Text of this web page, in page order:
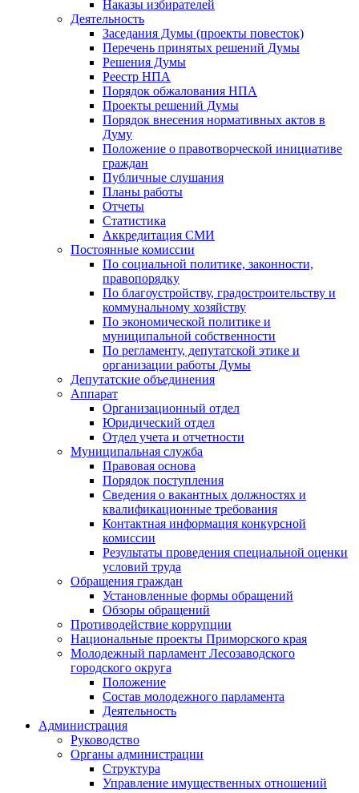
Наказы избирателей
Деятельность
Заседания Думы (проекты повесток)
Перечень принятых решений Думы
Решения Думы
Реестр НПА
Порядок обжалования НПА
Проекты решений Думы
Порядок внесения нормативных актов в
Думу
Положение о правотворческой инициативе
граждан
Публичные слушания
Планы работы
Отчеты
Статистика
Аккредитация СМИ
Постоянные комиссии
По социальной политике, законности,
правопорядку
По благоустройству, градостроительству и
коммунальному хозяйству
По экономической политике и
муниципальной собственности
По регламенту, депутатской этике и
организации работы Думы
Депутатские объединения
Аппарат
Организационный отдел
Юридический отдел
Отдел учета и отчетности
Муниципальная служба
Правовая основа
Порядок поступления
Сведения о вакантных должностях и
квалификационные требования
Контактная информация конкурсной
комиссии
Результаты проведения специальной оценки
условий труда
Обращения граждан
Установленные формы обращений
Обзоры обращений
Противодействие коррупции
Национальные проекты Приморского края
Молодежный парламент Лесозаводского
городского округа
Положение
Состав молодежного парламента
Деятельность
Администрация
Руководство
Органы администрации
Структура
Управление имущественных отношений